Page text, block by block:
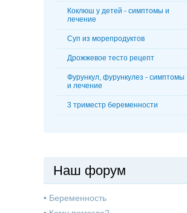
Коклюш у детей - симптомы и
лечение
Суп из морепродуктов
Дрожжевое тесто рецепт
Фурункул, фурункулез - симптомы
и лечение
3 триместр беременности
Наш форум
• Беременность